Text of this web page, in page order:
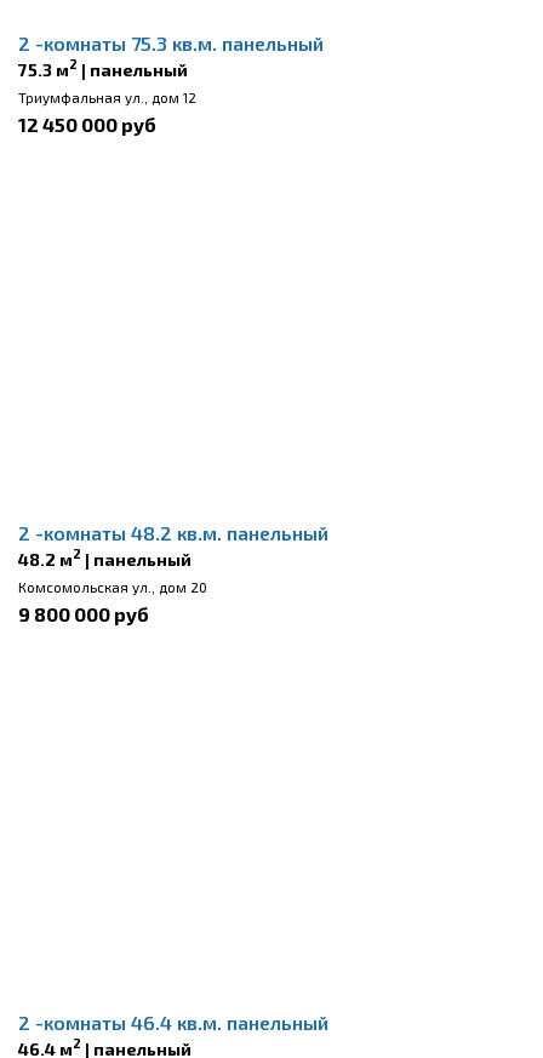
2 -комнаты 75.3 кв.м. панельный
75.3 м2 | панельный
Триумфальная ул., дом 12
12 450 000 руб
2 -комнаты 48.2 кв.м. панельный
48.2 м2 | панельный
Комсомольская ул., дом 20
9 800 000 руб
2 -комнаты 46.4 кв.м. панельный
46.4 м2 | панельный